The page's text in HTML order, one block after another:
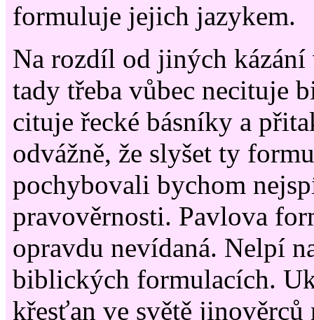
formuluje jejich jazykem.
Na rozdíl od jiných
tady třeba vůbec necituje
cituje řecké básníky a
odvážně, že slyšet ty
pochybovali bychom
pravověrnosti. Pavlova
opravdu nevídaná. Nelpí
biblických formulacích.
křesťan ve světě jinověrců